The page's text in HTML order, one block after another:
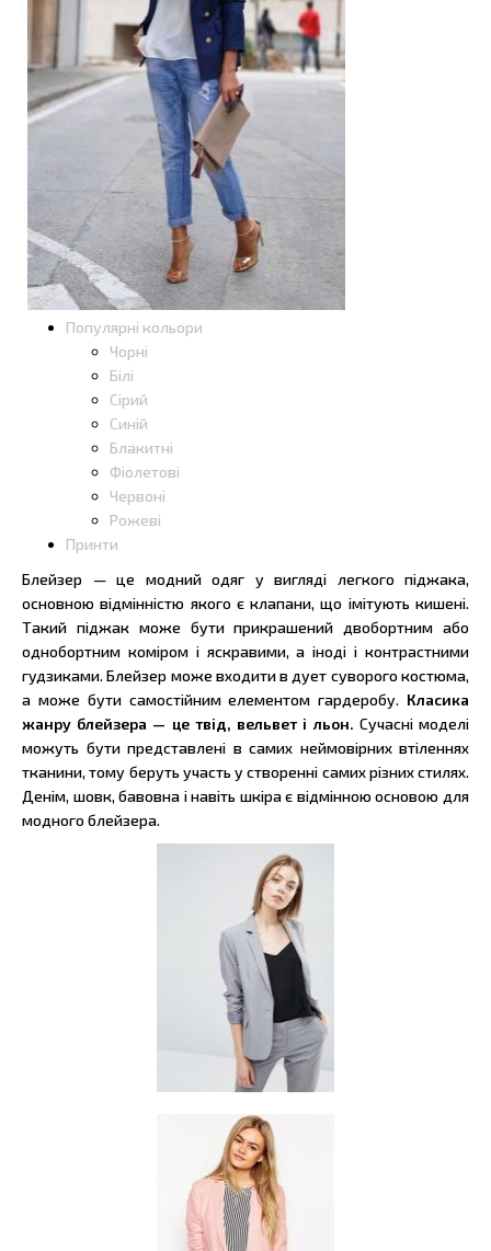
Популярні кольори
Чорні
Білі
Сірий
Синій
Блакитні
Фіолетові
Червоні
Рожеві
Принти
Блейзер — це модний одяг у вигляді легкого піджака,
основною відмінністю якого є клапани, що імітують кишені.
Такий піджак може бути прикрашений двобортним або
однобортним коміром і яскравими, а іноді і контрастними
гудзиками. Блейзер може входити в дует суворого костюма,
а може бути самостійним елементом гардеробу. Класика
жанру блейзера — це твід, вельвет і льон. Сучасні моделі
можуть бути представлені в самих неймовірних втіленнях
тканини, тому беруть участь у створенні самих різних стилях.
Денім, шовк, бавовна і навіть шкіра є відмінною основою для
модного блейзера.